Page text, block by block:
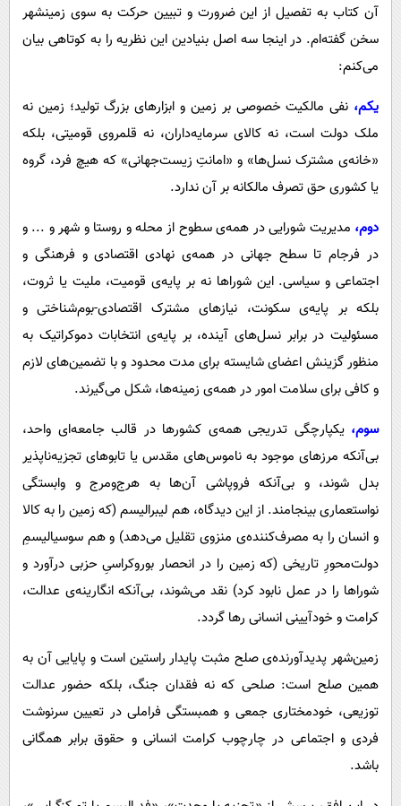
آن کتاب به تفصیل از این ضرورت و تبیین حرکت به سوی زمینشهر
سخن گفته‌ام. در اینجا سه اصل بنیادین این نظریه را به کوتاهی بیان
می‌کنم:
یکم، نفی مالکیت خصوصی بر زمین و ابزارهای بزرگ تولید؛ زمین نه
ملک دولت است، نه کالای سرمایه‌داران، نه قلمروی قومیتی، بلکه
«خانه‌ی مشترک نسل‌ها» و «امانتِ زیست‌جهانی» که هیچ فرد، گروه
یا کشوری حق تصرف مالکانه بر آن ندارد.
دوم، مدیریت شورایی در همه‌ی سطوح از محله و روستا و شهر و ... و
در فرجام تا سطح جهانی در همه‌ی نهادی اقتصادی و فرهنگی و
اجتماعی و سیاسی. این شوراها نه بر پایه‌ی قومیت، ملیت یا ثروت،
بلکه بر پایه‌ی سکونت، نیازهای مشترک اقتصادی-بوم‌شناختی و
مسئولیت در برابر نسل‌های آینده، بر پایه‌ی انتخابات دموکراتیک به
منظور گزینش اعضای شایسته برای مدت محدود و با تضمین‌های لازم
و کافی برای سلامت امور در همه‌ی زمینه‌ها، شکل می‌گیرند.
سوم، یکپارچگی تدریجی همه‌ی کشورها در قالب جامعه‌ای واحد،
بی‌آنکه مرزهای موجود به ناموس‌های مقدس یا تابوهای تجزیه‌ناپذیر
بدل شوند، و بی‌آنکه فروپاشی آن‌ها به هرج‌ومرج و وابستگی
نواستعماری بینجامند. از این دیدگاه، هم لیبرالیسم (که زمین را به کالا
و انسان را به مصرف‌کننده‌ی منزوی تقلیل می‌دهد) و هم سوسیالیسمِ
دولت‌محورِ تاریخی (که زمین را در انحصار بوروکراسیِ حزبی درآورد و
شوراها را در عمل نابود کرد) نقد می‌شوند، بی‌آنکه انگارینه‌ی عدالت،
کرامت و خودآیینی انسانی رها گردد.
زمین‌شهر پدیدآورنده‌ی صلح مثبت پایدار راستین است و پایایی آن به
همین صلح است: صلحی که نه فقدان جنگ، بلکه حضور عدالت
توزیعی، خودمختاری جمعی و همبستگی فراملی در تعیین سرنوشت
فردی و اجتماعی در چارچوب کرامت انسانی و حقوق برابر همگانی
باشد.